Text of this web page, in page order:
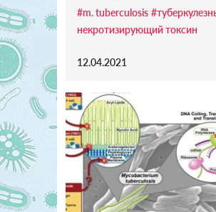
#m. tuberculosis
некротизирующий токсин
12.04.2021